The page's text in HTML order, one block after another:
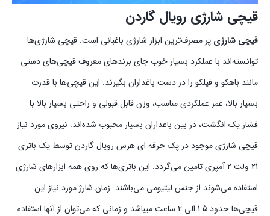
قیچی شارژی رویال گاردن
قیچی شارژی پر مصرف‌ترین ابزار شارژی باغبانی است. قیچی شارژی‌ها
توانسته‌اند با عملکرد بسیار خوب جای برندهای معروف قیچی‌های دستی
مانند باهکو و فیلکو را در دست باغداران بگیرند. این قیچی‌ها با قدرت
بسیار بالا، عمر عملکردی مناسب، وزن قابل قبولی و راحتی بسیار بالا با
فشار یک انگشت، در بین باغداران بسیار محبوب شده‌اند. نیروی مورد نیاز
قیچی شارژی موجود در پک حرفه‌ ای هرس رویال گاردن توسط یک باتری
21 ولت 2 آمپری تامین می‌گردد. این باتری‌ها که روی همه ‌ابزارهای شارژی
استفاده می‌شوند از جنس لیتیومی می‌باشند. زمان شارژ مورد نیاز این
قیچی‌ها حدود 1.5 الی 2 ساعت میباشد و زمانی که می‌توان از آنها استفاده